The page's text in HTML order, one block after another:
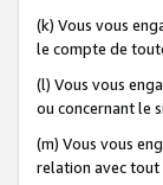
(k) Vous vous
le compte de
(l) Vous vous
ou concernant le
(m) Vous vous
relation avec tout